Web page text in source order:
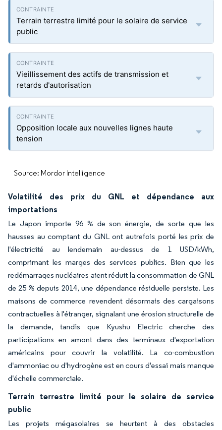
Terrain terrestre limité pour le solaire de service
public
Vieillissement des actifs de transmission et
retards d'autorisation
Opposition locale aux nouvelles lignes haute
tension
Source: Mordor Intelligence
Volatilité des prix du GNL et dépendance aux
importations
Le Japon importe 96 % de son énergie, de sorte que les
hausses au comptant du GNL ont autrefois porté les prix de
l'électricité au lendemain au-dessus de 1 USD/kWh,
comprimant les marges des services publics. Bien que les
redémarrages nucléaires aient réduit la consommation de GNL
de 25 % depuis 2014, une dépendance résiduelle persiste. Les
maisons de commerce revendent désormais des cargaisons
contractuelles à l'étranger, signalant une érosion structurelle de
la demande, tandis que Kyushu Electric cherche des
participations en amont dans des terminaux d'exportation
américains pour couvrir la volatilité. La co-combustion
d'ammoniac ou d'hydrogène est en cours d'essai mais manque
d'échelle commerciale.
Terrain terrestre limité pour le solaire de service
public
Les projets mégasolaires se heurtent à des obstacles